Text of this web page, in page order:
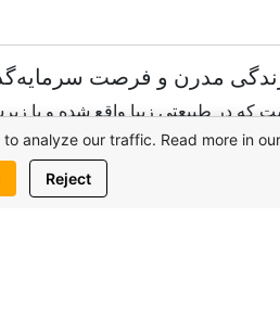
مدرن و فرصت
برای زندگی وanalyze our traffic. Read more in our
Reject